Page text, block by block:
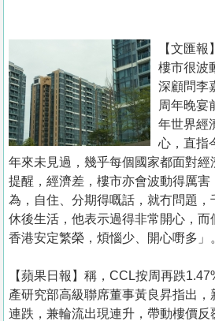
置
業
手
冊
關
於
我
們
【文匯
樓市很波
深顧問李
周年晚宴
年世界經
心，直指
年來未見過，幾乎每個國家都面對經
提醒，經濟差，樓市亦會波動得厲
為，自住、分期得嘅話，就冇問題，
休後生活，他表示過得非常開心，而
香港安定繁榮，煩惱少、開心嘢多」
【蘋果日報】稱，CCL按周再跌
產研究部高級聯席董事黃良昇指出，
連跌，兼輪流出現連升，帶動樓價